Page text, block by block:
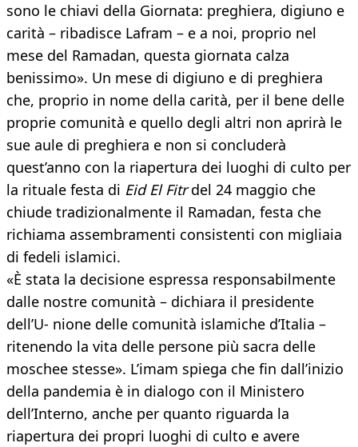
sono le chiavi della Giornata: preghiera, digiuno e
carità – ribadisce Lafram – e a noi, proprio nel
mese del Ramadan, questa giornata calza
benissimo». Un mese di digiuno e di preghiera
che, proprio in nome della carità, per il bene delle
proprie comunità e quello degli altri non aprirà le
sue aule di preghiera e non si concluderà
quest’anno con la riapertura dei luoghi di culto per
la rituale festa di Eid El Fitrdel 24 maggio che
chiude tradizionalmente il Ramadan, festa che
richiama assembramenti consistenti con migliaia
di fedeli islamici.
«È stata la decisione espressa responsabilmente
dalle nostre comunità – dichiara il presidente
dell’U- nione delle comunità islamiche d’Italia –
ritenendo la vita delle persone più sacra delle
moschee stesse». L’imam spiega che fin dall’inizio
della pandemia è in dialogo con il Ministero
dell’Interno, anche per quanto riguarda la
riapertura dei propri luoghi di culto e avere